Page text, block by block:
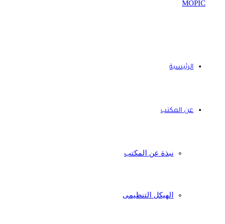
الرئيسية
عن المكتب
نبذة عن المكتب
الهيكل التنظيمى